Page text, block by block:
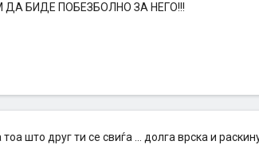
БИДЕ ПОБЕЗБОЛНО ЗА НЕГО!!!
што друг ти се свиѓа ... долга врска и